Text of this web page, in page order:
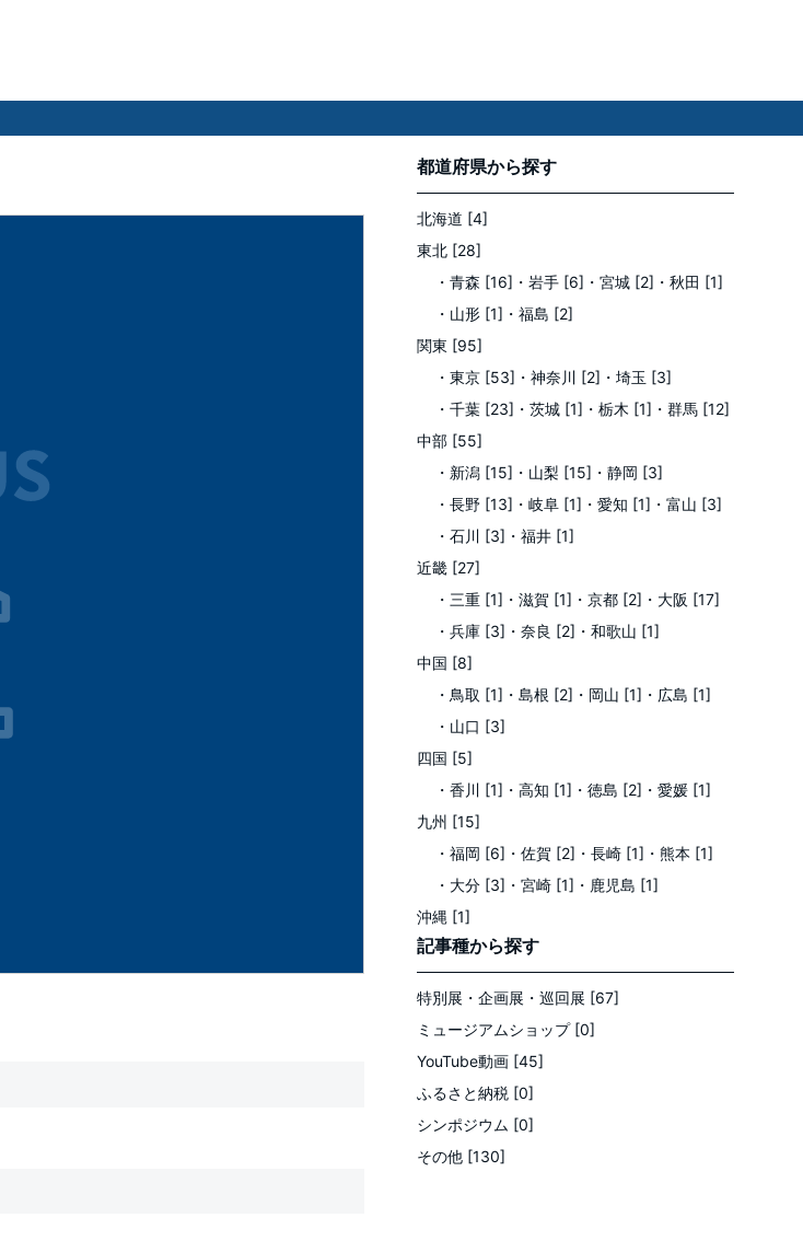
都道府県から探す
北海道 [4]
東北 [28]
・青森 [16] ・岩手 [6] ・宮城 [2] ・秋田 [1]
・山形 [1] ・福島 [2]
関東 [95]
・東京 [53] ・神奈川 [2] ・埼玉 [3]
・千葉 [23] ・茨城 [1] ・栃木 [1] ・群馬 [12]
中部 [55]
・新潟 [15] ・山梨 [15] ・静岡 [3]
・長野 [13] ・岐阜 [1] ・愛知 [1] ・富山 [3]
・石川 [3] ・福井 [1]
近畿 [27]
・三重 [1] ・滋賀 [1] ・京都 [2] ・大阪 [17]
・兵庫 [3] ・奈良 [2] ・和歌山 [1]
中国 [8]
・鳥取 [1] ・島根 [2] ・岡山 [1] ・広島 [1]
・山口 [3]
四国 [5]
・香川 [1] ・高知 [1] ・徳島 [2] ・愛媛 [1]
九州 [15]
・福岡 [6] ・佐賀 [2] ・長崎 [1] ・熊本 [1]
・大分 [3] ・宮崎 [1] ・鹿児島 [1]
沖縄 [1]
記事種から探す
特別展・企画展・巡回展 [67]
ミュージアムショップ [0]
YouTube動画 [45]
ふるさと納税 [0]
シンポジウム [0]
その他 [130]